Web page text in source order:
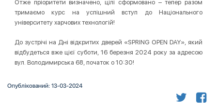
Отже пріоритети визначено, цілі сформовано – тепер разом
тримаємо курс на успішний вступ до Національного
університету харчових технологій!
До зустрічі на Дні відкритих дверей «SPRING OPEN DAY», який
відбудеться вже цієї суботи, 16 березня 2024 року за адресою
вул. Володимирська 68, початок о 10:30!
Опублікований: 13-03-2024